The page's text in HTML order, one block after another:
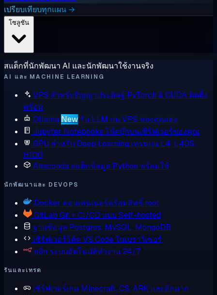
เปรียบเทียบทุกแผน →
สแต็กที่นักพัฒนา AI และนักพัฒนาใช้งานจริง
AI และ MACHINE LEARNING
VPS สำหรับปัญญาประดิษฐ์ PyTorch & CUDA ติดตั้ง
พร้อม
Ollama New รัน LLM บน VPS ของคุณเอง
Jupyter Notebooks โน้ตบุ๊กบนเซิร์ฟเวอร์ของคุณ
GPU สำหรับ Deep Learning เทรนบน L4, L40S,
H100
Anaconda สแต็กข้อมูล Python พร้อมใช้
นักพัฒนาและ DEVOPS
Docker คอนเทนเนอร์พร้อมสิทธิ์ root
GitLab Git + CI/CD แบบ Self-hosted
ฐานข้อมูล Postgres, MySQL, MongoDB
เซิร์ฟเวอร์โค้ดVS Code ในเบราว์เซอร์
n8n ระบบอัตโนมัติทำงาน 24/7
รันและเทรด
เซิร์ฟเวอร์เกม Minecraft, CS, ARK และอีกมาก